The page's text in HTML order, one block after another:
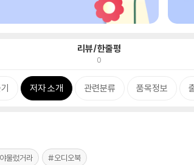
리뷰/한줄평
0
저자 소개 관련분류 품목정보
물렀거라 #오디오북